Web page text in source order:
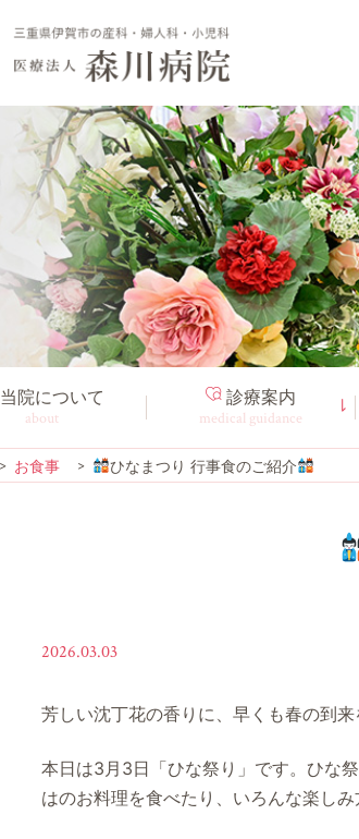
当院について
about
診療案内
medical guidance
お食事 ひなまつり 行事食のご紹介
2026.03.03
芳しい沈丁花の香りに、早くも春の到来
本日は3月3日「ひな祭り」です。ひな
はのお料理を食べたり、いろんな楽しみ